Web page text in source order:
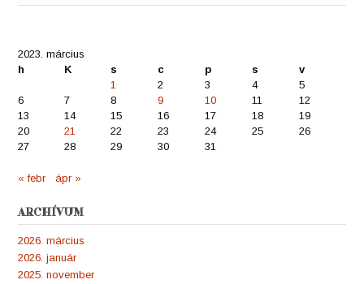
2023. március
h
K s c p s
v
1
2 3 4
5
6
7 8 9 10 11
12
13
14 15 16 17 18
19
20
21 22 23 24 25
26
27
28 29 30 31
« febr ápr »
ARCHÍVUM
2026. március
2026. január
2025. november